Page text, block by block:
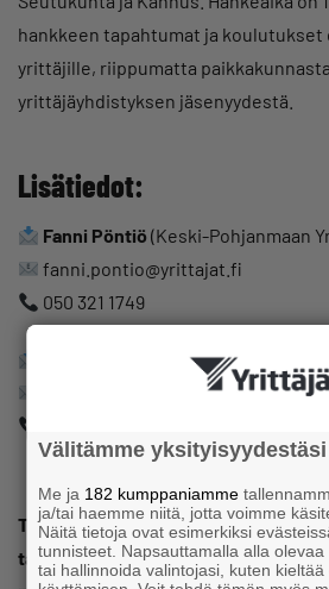
hankkeen tapahtumat ja koulutukset
yrittäjille, riippumatta
yrittäjäyhdistyksen jäsenyydestä.
Lisätiedot:
Fanni Pöntiö (Keski-Pohjanmaan
fanni.pontio@yrittajat.fi
050 321 1749
(Centria AMK)
janette.korpi2@centria.fi
Tervetuloa mukaan
tarvitse pelätä korkeita paikkoja,
Välitämme yksityisyydestäsi
Me ja 182 kumppaniamme
ja/tai haemme niitä, jotta voimme
Näitä tietoja ovat esimerkiksi
tunnisteet. Napsauttamalla alla
tai hallinnoida valintojasi, kuten